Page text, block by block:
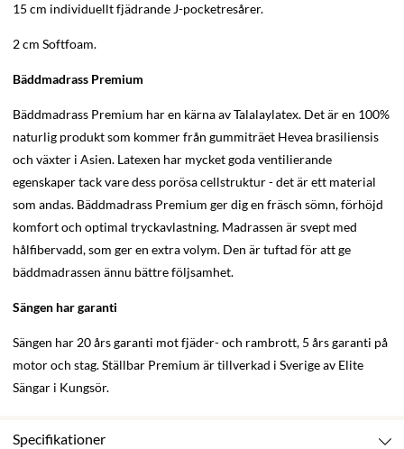
15 cm individuellt fjädrande J-pocketresårer.
2 cm Softfoam.
Bäddmadrass Premium
Bäddmadrass Premium har en kärna av Talalaylatex. Det är en 100%
naturlig produkt som kommer från gummiträet Hevea brasiliensis
och växter i Asien. Latexen har mycket goda ventilierande
egenskaper tack vare dess porösa cellstruktur - det är ett material
som andas. Bäddmadrass Premium ger dig en fräsch sömn, förhöjd
komfort och optimal tryckavlastning. Madrassen är svept med
hålfibervadd, som ger en extra volym. Den är tuftad för att ge
bäddmadrassen ännu bättre följsamhet.
Sängen har garanti
Sängen har 20 års garanti mot fjäder- och rambrott, 5 års garanti på
motor och stag. Ställbar Premium är tillverkad i Sverige av Elite
Sängar i Kungsör.
Specifikationer